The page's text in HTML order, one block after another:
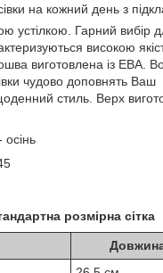
на кожний день з
устілкою. Гарний вибір
високою
виготовлена із ЕВА.
чудово доповнять Ваш
стиль. Верх
розмірна сітка